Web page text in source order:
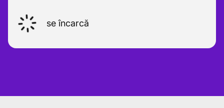
se încarcă